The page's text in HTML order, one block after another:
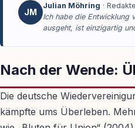
JM
Julian Möhring ·
Ich habe die Entwicklung
ausgeht, ist einzigartig
Nach der Wende:
Die deutsche
kämpfte ums Überleben.